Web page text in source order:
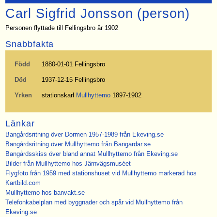
Carl Sigfrid Jonsson (person)
Personen flyttade till Fellingsbro år 1902
Snabbfakta
Född 1880-01-01 Fellingsbro
Död 1937-12-15 Fellingsbro
Yrken stationskarl Mullhyttemo 1897-1902
Länkar
Bangårdsritning över Dormen 1957-1989 från Ekeving.se
Bangårdsritning över Mullhyttemo från Bangardar.se
Bangårdsskiss över bland annat Mullhyttemo från Ekeving.se
Bilder från Mullhyttemo hos Järnvägsmuséet
Flygfoto från 1959 med stationshuset vid Mullhyttemo markerad hos
Kartbild.com
Mullhyttemo hos banvakt.se
Telefonkabelplan med byggnader och spår vid Mullhyttemo från
Ekeving.se